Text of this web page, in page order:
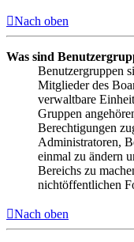
Nach oben
Was sind
Benutzergruppen
Mitglieder des
verwaltbare
Gruppen
Berechtigungen
Administratoren,
einmal zu ändern
Bereichs zu
nichtöffentlichen
Nach oben